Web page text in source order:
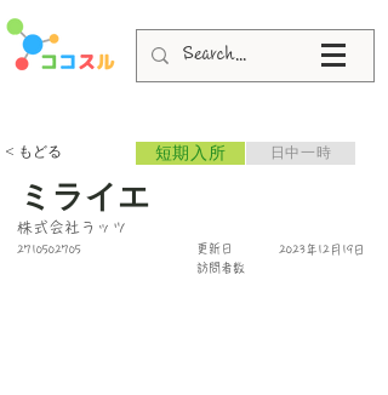
< もどる 短期入所 日中一時
ミライエ
株式会社ラッツ
2710502705 更新日
2023年12月19日
​訪問者数